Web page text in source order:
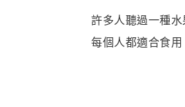
許多人聽過一種
每個人都適合食